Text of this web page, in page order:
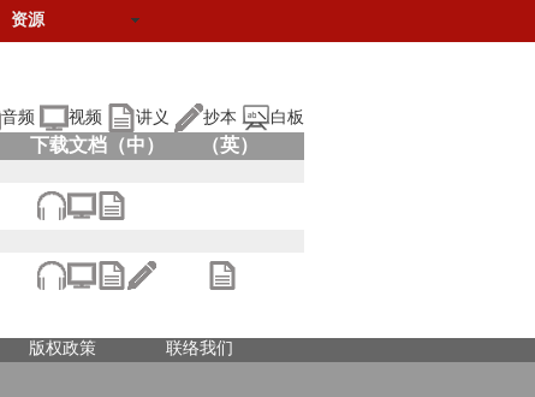
资源
音频 视频 讲义 抄本 白板
下载文档（中） （英）
版权政策 联络我们